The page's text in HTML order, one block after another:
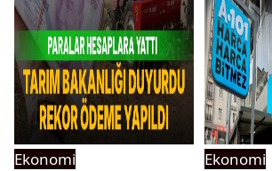
Ekonomi
Ekonomi